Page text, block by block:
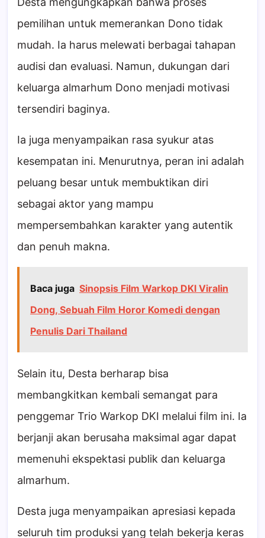
pemilihan untuk memerankan Dono tidak
mudah. Ia harus melewati berbagai tahapan
audisi dan evaluasi. Namun, dukungan dari
keluarga almarhum Dono menjadi motivasi
tersendiri baginya.
Ia juga menyampaikan rasa syukur atas
kesempatan ini. Menurutnya, peran ini adalah
peluang besar untuk membuktikan diri
sebagai aktor yang mampu
mempersembahkan karakter yang autentik
dan penuh makna.
Baca juga Sinopsis Film Warkop DKI Viralin
Dong, Sebuah Film Horor Komedi dengan
Penulis Dari Thailand
Selain itu, Desta berharap bisa
membangkitkan kembali semangat para
penggemar Trio Warkop DKI melalui film ini. Ia
berjanji akan berusaha maksimal agar dapat
memenuhi ekspektasi publik dan keluarga
almarhum.
Desta juga menyampaikan apresiasi kepada
seluruh tim produksi yang telah bekerja keras